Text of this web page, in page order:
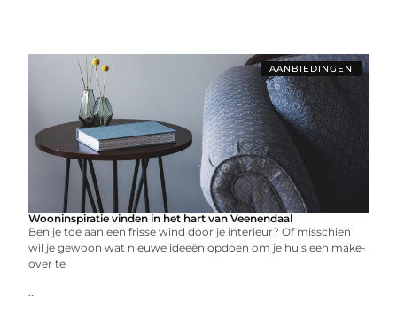
AANBIEDINGEN
Wooninspiratie vinden in het hart van Veenendaal
Ben je toe aan een frisse wind door je interieur? Of misschien
wil je gewoon wat nieuwe ideeën opdoen om je huis een make-
over te
...